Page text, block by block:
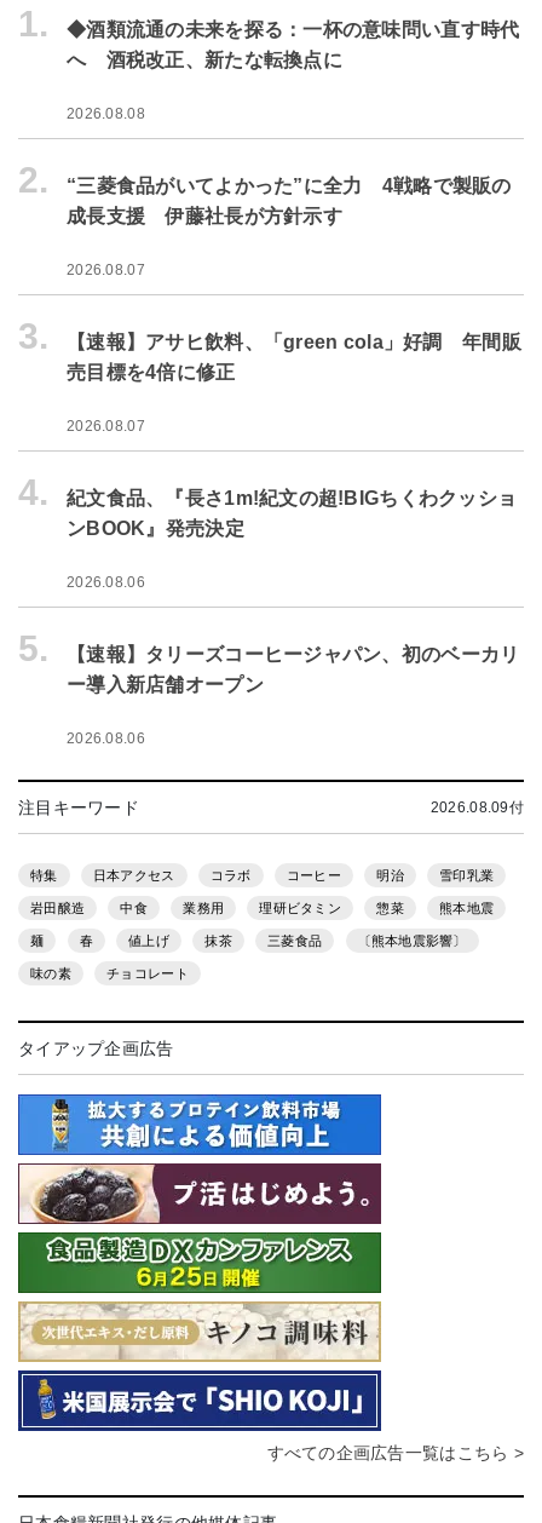
1.
◆酒類流通の未来を探る：一杯の意味問い直す時代
へ 酒税改正、新たな転換点に
2026.08.08
2.
“三菱食品がいてよかった”に全力 4戦略で製販の
成長支援 伊藤社長が方針示す
2026.08.07
3.
【速報】アサヒ飲料、「green cola」好調 年間販
売目標を4倍に修正
2026.08.07
4.
紀文食品、『長さ1m!紀文の超!BIGちくわクッショ
ンBOOK』発売決定
2026.08.06
5.
【速報】タリーズコーヒージャパン、初のベーカリ
ー導入新店舗オープン
2026.08.06
注目キーワード 2026.08.09付
特集 日本アクセス コラボ コーヒー 明治 雪印乳業
岩田醸造 中食 業務用 理研ビタミン 惣菜 熊本地震
麺 春 値上げ 抹茶 三菱食品 〔熊本地震影響〕
味の素 チョコレート
タイアップ企画広告
すべての企画広告一覧はこちら >